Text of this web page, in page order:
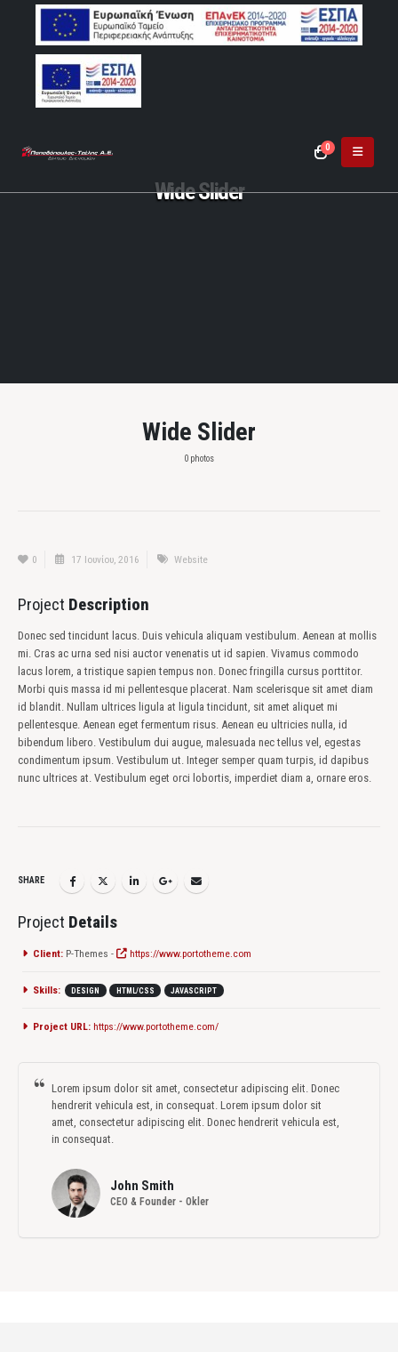
0
Wide Slider
Wide Slider
0 photos
0 17 Ιουνίου, 2016 Website
Project Description
Donec sed tincidunt lacus. Duis vehicula aliquam vestibulum. Aenean at mollis
mi. Cras ac urna sed nisi auctor venenatis ut id sapien. Vivamus commodo
lacus lorem, a tristique sapien tempus non. Donec fringilla cursus porttitor.
Morbi quis massa id mi pellentesque placerat. Nam scelerisque sit amet diam
id blandit. Nullam ultrices ligula at ligula tincidunt, sit amet aliquet mi
pellentesque. Aenean eget fermentum risus. Aenean eu ultricies nulla, id
bibendum libero. Vestibulum dui augue, malesuada nec tellus vel, egestas
condimentum ipsum. Vestibulum ut. Integer semper quam turpis, id dapibus
nunc ultrices at. Vestibulum eget orci lobortis, imperdiet diam a, ornare eros.
SHARE
Project Details
Client: P-Themes - https://www.portotheme.com
Skills: DESIGN HTML/CSS JAVASCRIPT
Project URL: https://www.portotheme.com/
Lorem ipsum dolor sit amet, consectetur adipiscing elit. Donec
hendrerit vehicula est, in consequat. Lorem ipsum dolor sit
amet, consectetur adipiscing elit. Donec hendrerit vehicula est,
in consequat.
John Smith
CEO & Founder - Okler